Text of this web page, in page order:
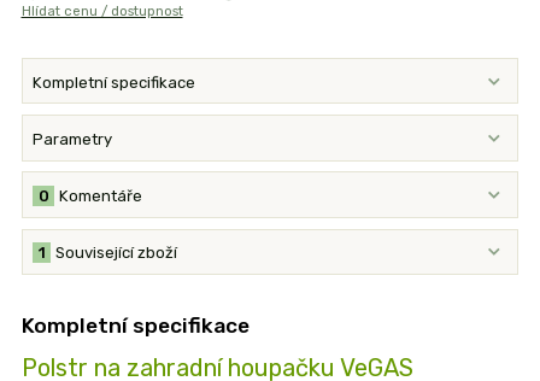
Hlídat cenu / dostupnost
Kompletní specifikace
Parametry
Komentáře
0
Související zboží
1
Kompletní specifikace
Polstr na zahradní houpačku VeGAS